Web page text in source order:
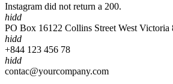
Instagram did not return a 200.
hidd
PO Box 16122 Collins Street West Victoria
hidd
+844 123 456 78
hidd
contac@yourcompany.com